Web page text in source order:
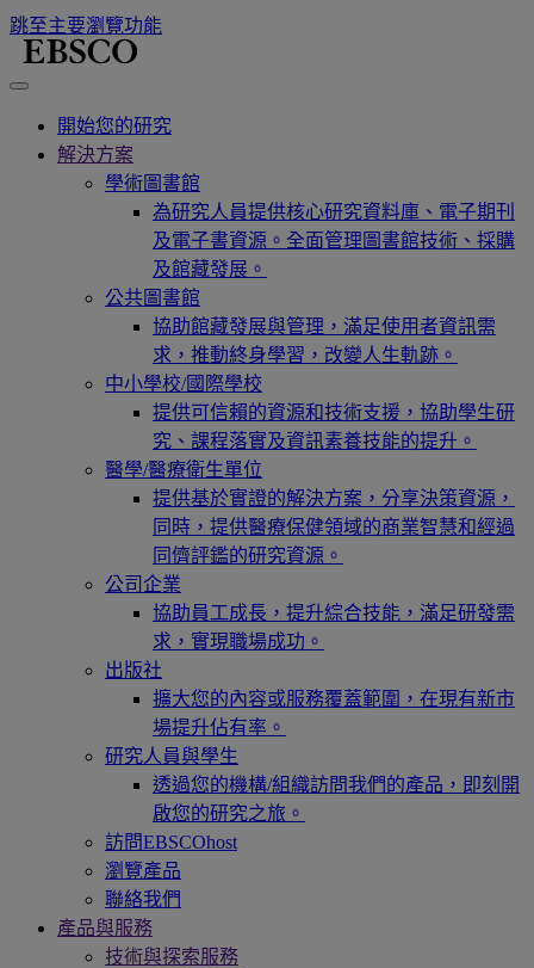
跳至主要瀏覽功能
開始您的研究
解決方案
學術圖書館
為研究人員提供核心研究資料庫、電子期刊
及電子書資源。全面管理圖書館技術、採購
及館藏發展。
公共圖書館
協助館藏發展與管理，滿足使用者資訊需
求，推動終身學習，改變人生軌跡。
中小學校/國際學校
提供可信賴的資源和技術支援，協助學生研
究、課程落實及資訊素養技能的提升。
醫學/醫療衛生單位
提供基於實證的解決方案，分享決策資源，
同時，提供醫療保健領域的商業智慧和經過
同儕評鑑的研究資源。
公司企業
協助員工成長，提升綜合技能，滿足研發需
求，實現職場成功。
出版社
擴大您的內容或服務覆蓋範圍，在現有新市
場提升佔有率。
研究人員與學生
透過您的機構/組織訪問我們的產品，即刻開
啟您的研究之旅。
訪問EBSCOhost
瀏覽產品
聯絡我們
產品與服務
技術與探索服務